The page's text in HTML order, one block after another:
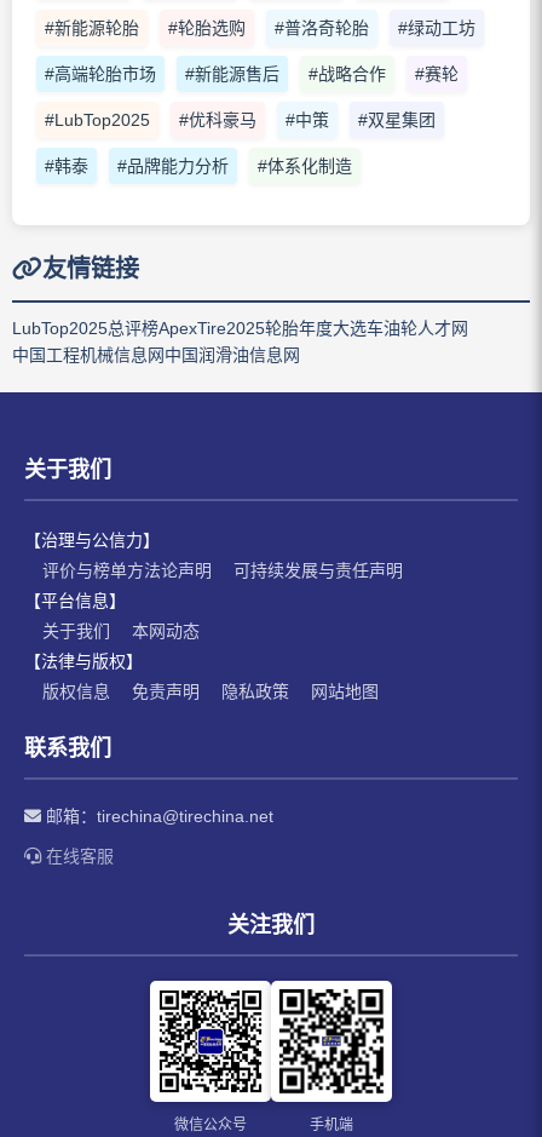
#新能源轮胎 #轮胎选购 #普洛奇轮胎 #绿动工坊
#高端轮胎市场 #新能源售后 #战略合作 #赛轮
#LubTop2025 #优科豪马 #中策 #双星集团
#韩泰 #品牌能力分析 #体系化制造
友情链接
LubTop2025总评榜ApexTire2025轮胎年度大选车油轮人才网
中国工程机械信息网中国润滑油信息网
关于我们
【治理与公信力】
评价与榜单方法论声明
可持续发展与责任声明
【平台信息】
关于我们
本网动态
【法律与版权】
版权信息
免责声明 隐私政策 网站地图
联系我们
邮箱： tirechina@tirechina.net
在线客服
关注我们
微信公众号 手机端